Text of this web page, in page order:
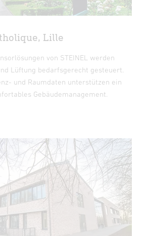
Lille
von STEINEL werden
Lüftung bedarfsgerecht gesteuert.
und Raumdaten unterstützen ein
Gebäudemanagement.